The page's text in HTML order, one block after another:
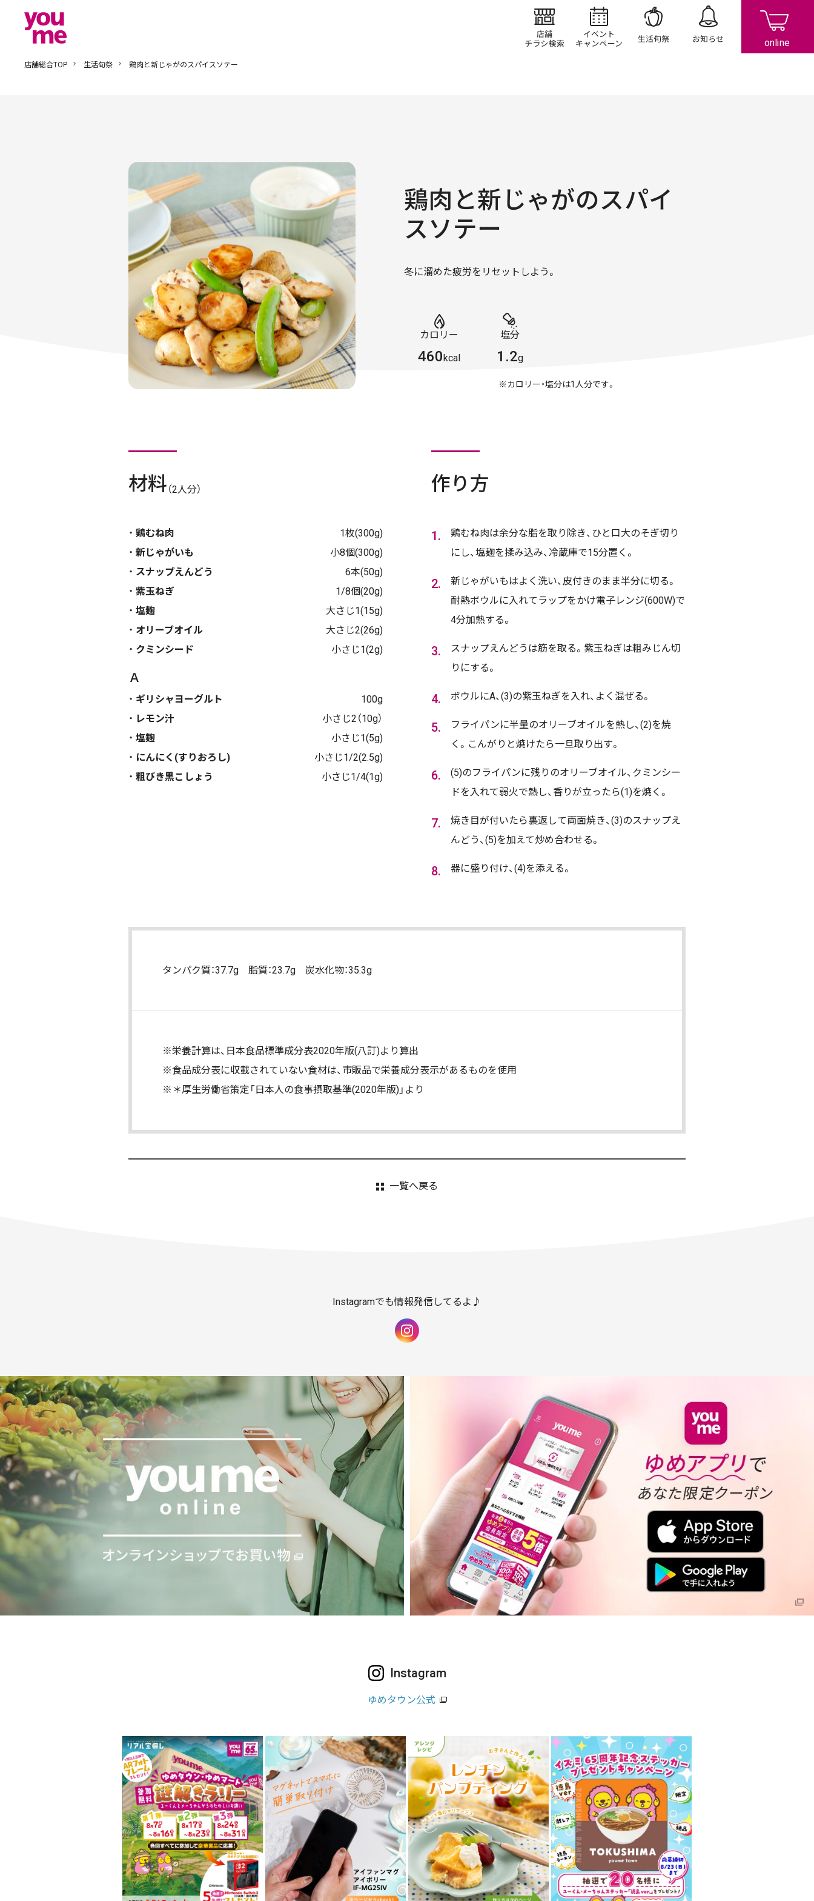
店舗/チラシ検索イベント/キャンペーン
生活旬祭 お知らせ
店舗総合TOP 生活旬祭 鶏肉と新じゃがのスパイスソテー
鶏肉と新じゃがのスパイ
スソテー
冬に溜めた疲労をリセットしよう。
カロリー
460kcal
塩分
1.2g
※カロリー・塩分は1人分です。
材料 （2人分）
鶏むね肉
1枚(300g)
新じゃがいも
小8個(300g)
スナップえんどう
6本(50g)
紫玉ねぎ
1/8個(20g)
塩麹
大さじ1(15g)
オリーブオイル
大さじ2(26g)
クミンシード
小さじ1(2g)
Ａ
ギリシャヨーグルト
100g
レモン汁
小さじ2（10g）
塩麹
小さじ1(5g)
にんにく(すりおろし)
小さじ1/2(2.5g)
粗びき黒こしょう
小さじ1/4(1g)
作り方
鶏むね肉は余分な脂を取り除き、ひと口大のそぎ切り
にし、塩麹を揉み込み、冷蔵庫で15分置く。
新じゃがいもはよく洗い、皮付きのまま半分に切る。
耐熱ボウルに入れてラップをかけ電子レンジ(600W)で
4分加熱する。
スナップえんどうは筋を取る。紫玉ねぎは粗みじん切
りにする。
ボウルにA、(3)の紫玉ねぎを入れ、よく混ぜる。
フライパンに半量のオリーブオイルを熱し、(2)を焼
く。こんがりと焼けたら一旦取り出す。
(5)のフライパンに残りのオリーブオイル、クミンシー
ドを入れて弱火で熱し、香りが立ったら(1)を焼く。
焼き目が付いたら裏返して両面焼き、(3)のスナップえ
んどう、(5)を加えて炒め合わせる。
器に盛り付け、(4)を添える。
タンパク質：37.7g 脂質：23.7g 炭水化物：35.3g
※栄養計算は、日本食品標準成分表2020年版(八訂)より算出
※食品成分表に収載されていない食材は、市販品で栄養成分表示があるものを使用
※＊厚生労働省策定「日本人の食事摂取基準(2020年版)」より
一覧へ戻る
Instagramでも情報発信してるよ♪
Instagram
ゆめタウン公式